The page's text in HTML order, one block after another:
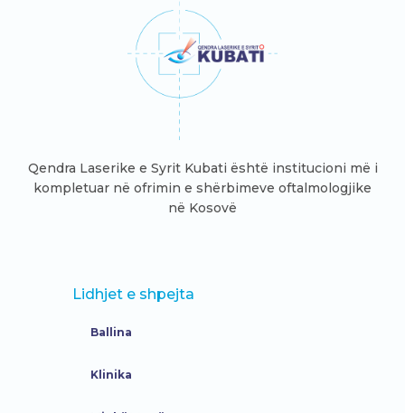
Qendra Laserike e Syrit Kubati është institucioni më i
kompletuar në ofrimin e shërbimeve oftalmologjike
në Kosovë
Lidhjet e shpejta
Ballina
Klinika